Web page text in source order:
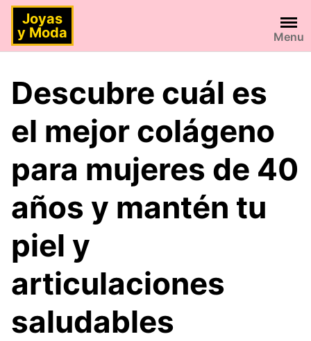
Saltar
contenido
Joyas
y Moda
Menu
Descubre cuál es
el mejor colágeno
para mujeres de 40
años y mantén tu
piel y
articulaciones
saludables